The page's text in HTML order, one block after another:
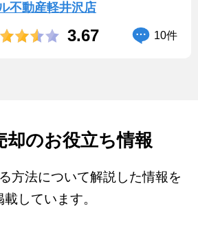
不動産軽井沢店
3.67 10件
却のお役立ち情報
方法について解説した情報を
載しています。